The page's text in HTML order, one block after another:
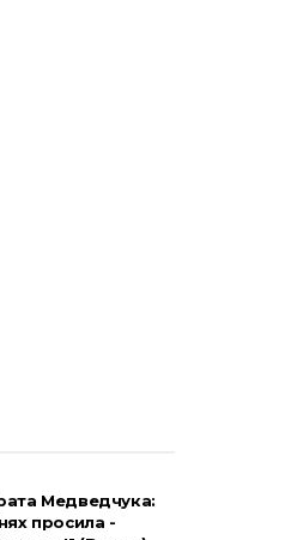
Медведчука:
просила -